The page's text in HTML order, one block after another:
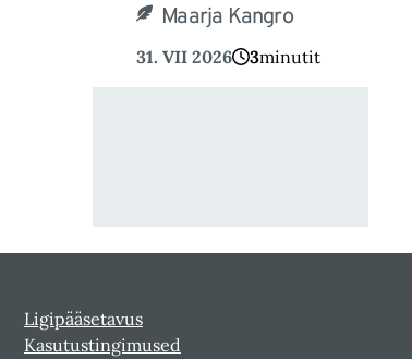
Maarja Kangro
31. VII 2026 3minutit
Ligipääsetavus
Kasutustingimused